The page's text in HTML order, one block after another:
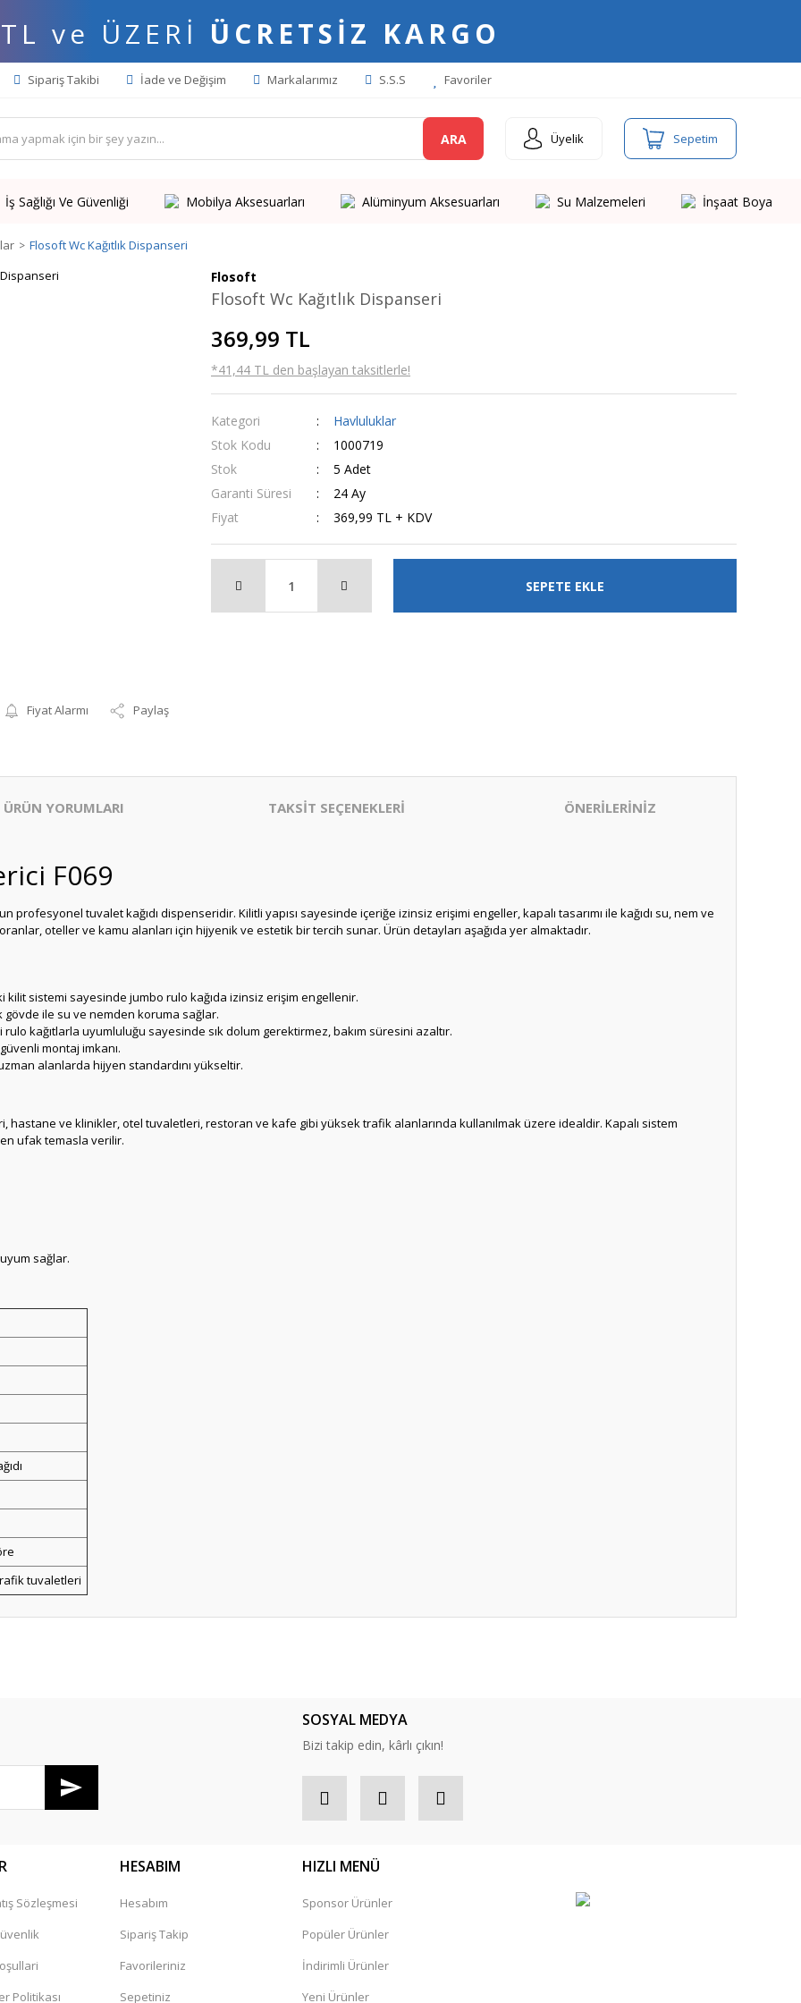
ve ÜZERİ ÜCRETSİZ KARGO
Sipariş Takibi İade ve Değişim Markalarımız S.S.S Favoriler
ARA Üyelik Sepetim
İş Sağlığı Ve Güvenliği Mobilya Aksesuarları Alüminyum Aksesuarları Su Malzemeleri İnşaat Boya
Flosoft Wc Kağıtlık Dispanseri
Fiyat Alarmı Paylaş
Flosoft
Flosoft Wc Kağıtlık Dispanseri
369,99 TL
*41,44 TL den başlayan taksitlerle!
Kategori
Havluluklar
Stok Kodu
1000719
Stok
5 Adet
Garanti Süresi
24 Ay
Fiyat
369,99 TL + KDV
SEPETE EKLE
ÜRÜN YORUMLARI TAKSİT SEÇENEKLERİ ÖNERİLERİNİZ
F069
profesyonel tuvalet kağıdı dispenseridir. Kilitli yapısı sayesinde içeriğe izinsiz erişimi engeller, kapalı tasarımı ile kağıdı su, nem ve
oteller ve kamu alanları için hijyenik ve estetik bir tercih sunar. Ürün detayları aşağıda yer almaktadır.
kilit sistemi sayesinde jumbo rulo kağıda izinsiz erişim engellenir.
gövde ile su ve nemden koruma sağlar.
rulo kağıtlarla uyumluluğu sayesinde sık dolum gerektirmez, bakım süresini azaltır.
montaj imkanı.
alanlarda hijyen standardını yükseltir.
hastane ve klinikler, otel tuvaletleri, restoran ve kafe gibi yüksek trafik alanlarında kullanılmak üzere idealdir. Kapalı sistem
ufak temasla verilir.
sağlar.
tuvaletleri
SOSYAL MEDYA
Bizi takip edin, kârlı çıkın!
Sözleşmesi
Politikası
HESABIM
Hesabım
Sipariş Takip
Favorileriniz
Sepetiniz
HIZLI MENÜ
Sponsor Ürünler
Popüler Ürünler
İndirimli Ürünler
Yeni Ürünler